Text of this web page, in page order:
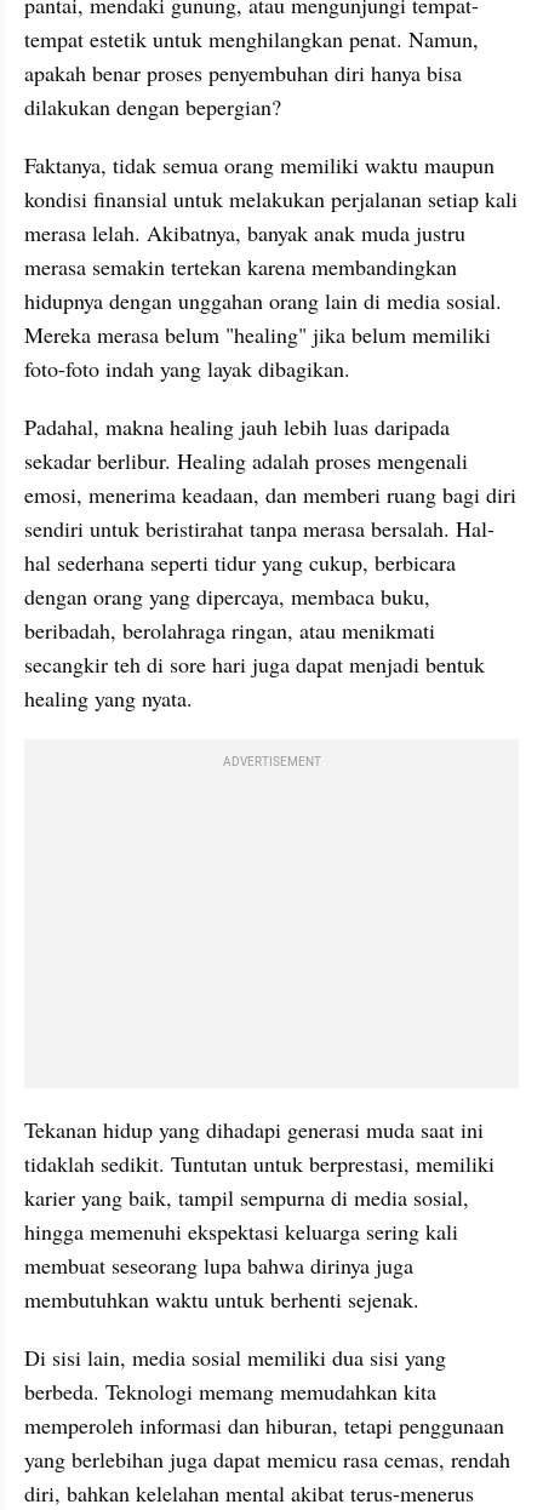
tempat estetik untuk menghilangkan penat. Namun,
apakah benar proses penyembuhan diri hanya bisa
dilakukan dengan bepergian?
Faktanya, tidak semua orang memiliki waktu maupun
kondisi finansial untuk melakukan perjalanan setiap kali
merasa lelah. Akibatnya, banyak anak muda justru
merasa semakin tertekan karena membandingkan
hidupnya dengan unggahan orang lain di media sosial.
Mereka merasa belum "healing" jika belum memiliki
foto-foto indah yang layak dibagikan.
Padahal, makna healing jauh lebih luas daripada
sekadar berlibur. Healing adalah proses mengenali
emosi, menerima keadaan, dan memberi ruang bagi diri
sendiri untuk beristirahat tanpa merasa bersalah. Hal-
hal sederhana seperti tidur yang cukup, berbicara
dengan orang yang dipercaya, membaca buku,
beribadah, berolahraga ringan, atau menikmati
secangkir teh di sore hari juga dapat menjadi bentuk
healing yang nyata.
ADVERTISEMENT
Tekanan hidup yang dihadapi generasi muda saat ini
tidaklah sedikit. Tuntutan untuk berprestasi, memiliki
karier yang baik, tampil sempurna di media sosial,
hingga memenuhi ekspektasi keluarga sering kali
membuat seseorang lupa bahwa dirinya juga
membutuhkan waktu untuk berhenti sejenak.
Di sisi lain, media sosial memiliki dua sisi yang
berbeda. Teknologi memang memudahkan kita
memperoleh informasi dan hiburan, tetapi penggunaan
yang berlebihan juga dapat memicu rasa cemas, rendah
diri, bahkan kelelahan mental akibat terus-menerus